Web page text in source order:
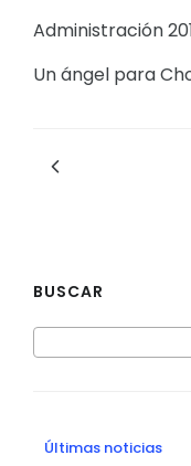
Administración
Un ángel para
BUSCAR
Últimas noticias